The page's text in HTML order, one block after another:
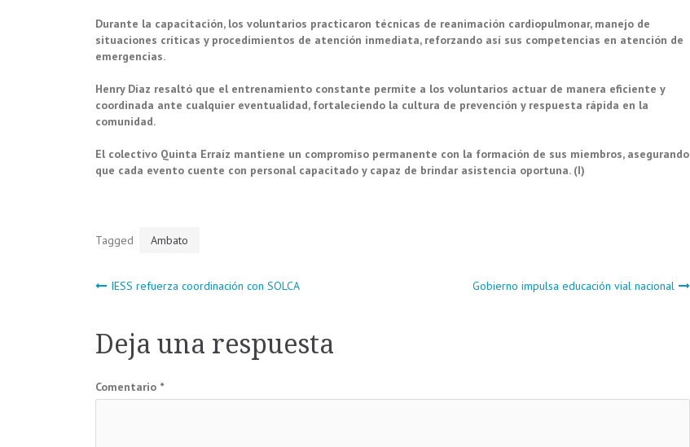
Durante la capacitación, los voluntarios practicaron técnicas de reanimación cardiopulmonar, manejo de
situaciones críticas y procedimientos de atención inmediata, reforzando así sus competencias en atención de
emergencias.
Henry Díaz resaltó que el entrenamiento constante permite a los voluntarios actuar de manera eficiente y
coordinada ante cualquier eventualidad, fortaleciendo la cultura de prevención y respuesta rápida en la
comunidad.
El colectivo Quinta Erraíz mantiene un compromiso permanente con la formación de sus miembros, asegurando
que cada evento cuente con personal capacitado y capaz de brindar asistencia oportuna. (I)
Tagged Ambato
Navegación
de
entradas
IESS refuerza coordinación con SOLCA Gobierno impulsa educación vial nacional
Deja una respuesta
Comentario *